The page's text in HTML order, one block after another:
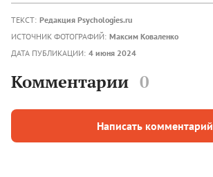
ТЕКСТ: Редакция Psychologies.ru
ИСТОЧНИК ФОТОГРАФИЙ: Максим Коваленко
ДАТА ПУБЛИКАЦИИ: 4 июня 2024
Комментарии 0
Написать комментарий